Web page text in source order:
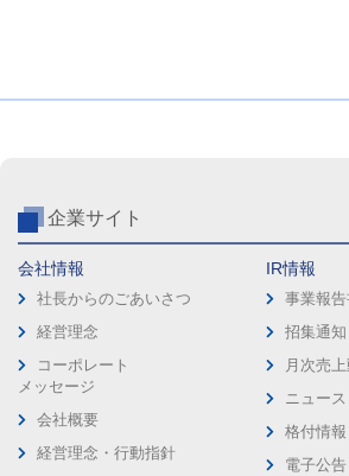
企業サイト
会社情報
社長からのごあいさつ
経営理念
コーポレート
メッセージ
会社概要
経営理念・行動指針
IR情報
事業報
招集通知
月次売上
ニュー
格付情報
電子公告